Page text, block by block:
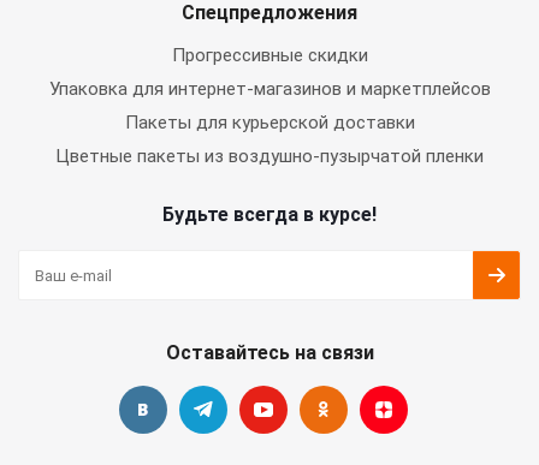
Спецпредложения
Прогрессивные скидки
Упаковка для интернет-магазинов и маркетплейсов
Пакеты для курьерской доставки
Цветные пакеты из воздушно-пузырчатой пленки
Будьте всегда в курсе!
Оставайтесь на связи